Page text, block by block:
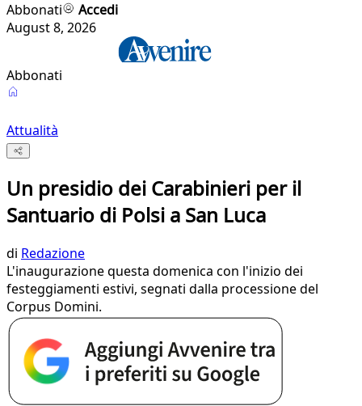
Abbonati
Accedi
August 8, 2026
Abbonati
Attualità
Un presidio dei Carabinieri per il
Santuario di Polsi a San Luca
di Redazione
L'inaugurazione questa domenica con l'inizio dei
festeggiamenti estivi, segnati dalla processione del
Corpus Domini.